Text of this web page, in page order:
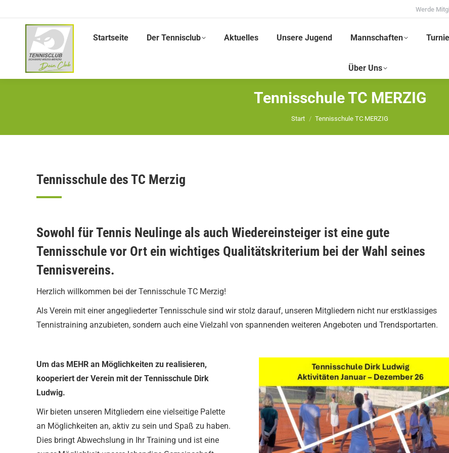
Werde
Startseite Der Tennisclub Aktuelles Unsere Jugend Mannschaften
Über Uns
Tennisschule TC MERZIG
Start Tennisschule TC MERZIG
Tennisschule des TC Merzig
Sowohl für Tennis Neulinge als auch Wiedereinsteiger ist eine gute
Tennisschule vor Ort ein wichtiges Qualitätskriterium bei der Wahl seines
Tennisvereins.
Herzlich willkommen bei der Tennisschule TC Merzig!
Als Verein mit einer angegliederter Tennisschule sind wir stolz darauf, unseren Mitgliedern nicht nur erstklassiges
Tennistraining anzubieten, sondern auch eine Vielzahl von spannenden weiteren Angeboten und Trendsportarten.
Um das MEHR an Möglichkeiten zu realisieren,
kooperiert der Verein mit der Tennisschule Dirk
Ludwig.
Wir bieten unseren Mitgliedern eine vielseitige Palette
an Möglichkeiten an, aktiv zu sein und Spaß zu haben.
Dies bringt Abwechslung in Ihr Training und ist eine